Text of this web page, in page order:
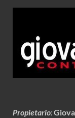
Propietario: